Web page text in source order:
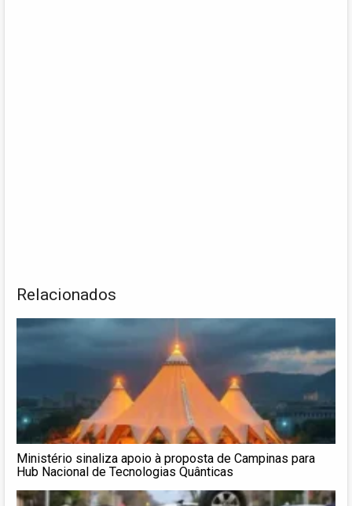
Relacionados
Ministério sinaliza apoio à proposta de Campinas para
Hub Nacional de Tecnologias Quânticas